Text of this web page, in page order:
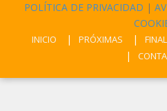
POLÍTICA DE PRIVACIDAD |
INICIO PRÓXIMAS